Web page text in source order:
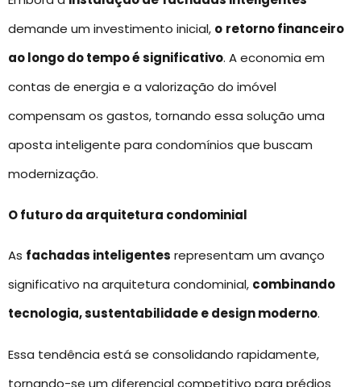
demande um investimento inicial, o retorno financeiro
ao longo do tempo é significativo. A economia em
contas de energia e a valorização do imóvel
compensam os gastos, tornando essa solução uma
aposta inteligente para condomínios que buscam
modernização.
O futuro da arquitetura condominial
As fachadas inteligentes representam um avanço
significativo na arquitetura condominial, combinando
tecnologia, sustentabilidade e design moderno.
Essa tendência está se consolidando rapidamente,
tornando-se um diferencial competitivo para prédios